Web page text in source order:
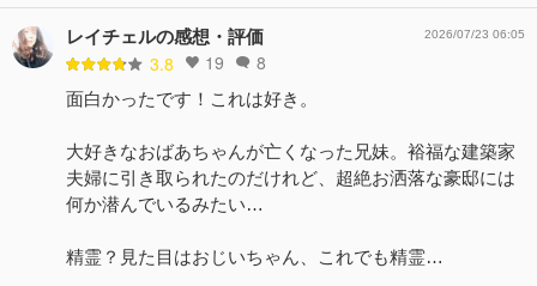
レイチェルの感想・評価
3.8 19 8
2026/07/23 06:05
面白かったです！これは好き。
大好きなおばあちゃんが亡くなった兄妹。裕福な建築家
夫婦に引き取られたのだけれど、超絶お洒落な豪邸には
何か潜んでいるみたい…
精霊？見た目はおじいちゃん、これでも精霊…